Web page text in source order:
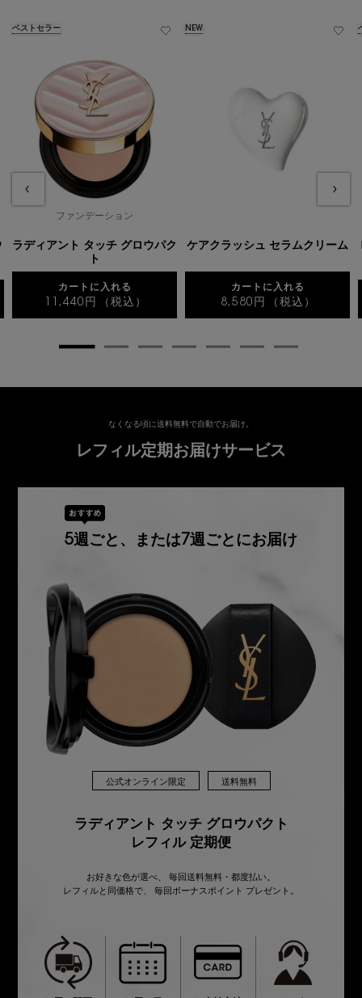
ベストセラー
ファンデーション
ラディアント タッチ グロウパク
ト
カートに入れる
11,440円
（税込）
ラディアント タッチ グロウパクト
NEW
ケアクラッシュ セラムクリーム
カートに入れる
8,580円
（税込）
ケアクラッシュ
なくなる頃に送料無料で自動でお届け。
レフィル定期お届けサービス
5週ごと、または7週ごとにお届け
公式オンライン限定 送料無料
ラディアント タッチ グロウパクト
レフィル 定期便
お好きな色が選べ、 毎回送料無料・都度払い。
レフィルと同価格で、 毎回ボーナスポイント プレゼント。